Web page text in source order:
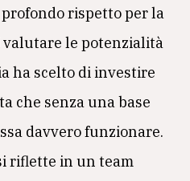
rispetto per la
valutare le potenzialità
ha scelto di investire
che senza una base
davvero funzionare.
riflette in un team